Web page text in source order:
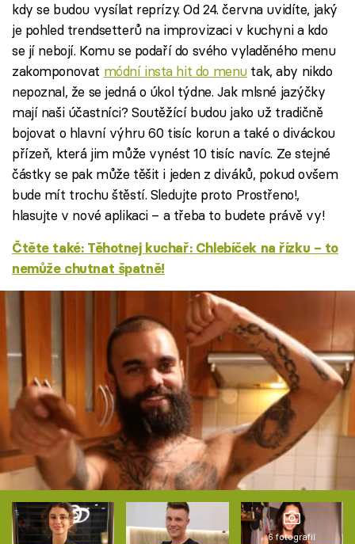
kdy se budou vysílat reprízy. Od 24. června uvidíte, jaký
je pohled trendsetterů na improvizaci v kuchyni a kdo
se jí nebojí. Komu se podaří do svého vyladěného menu
zakomponovat módní insta hit do menutak, aby nikdo
nepoznal, že se jedná o úkol týdne. Jak mlsné jazýčky
mají naši účastníci? Soutěžící budou jako už tradičně
bojovat o hlavní výhru 60 tisíc korun a také o diváckou
přízeň, která jim může vynést 10 tisíc navíc. Ze stejné
částky se pak může těšit i jeden z diváků, pokud ovšem
bude mít trochu štěstí. Sledujte proto Prostřeno!,
hlasujte v nové aplikaci – a třeba to budete právě vy!
Čtěte také: Těhotnej kuchař: Chlebíček na řízku – to
nemůže chutnat špatně!
6 fotografií